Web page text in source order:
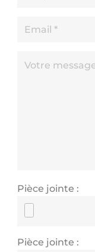
Pièce jointe :
Pièce jointe :